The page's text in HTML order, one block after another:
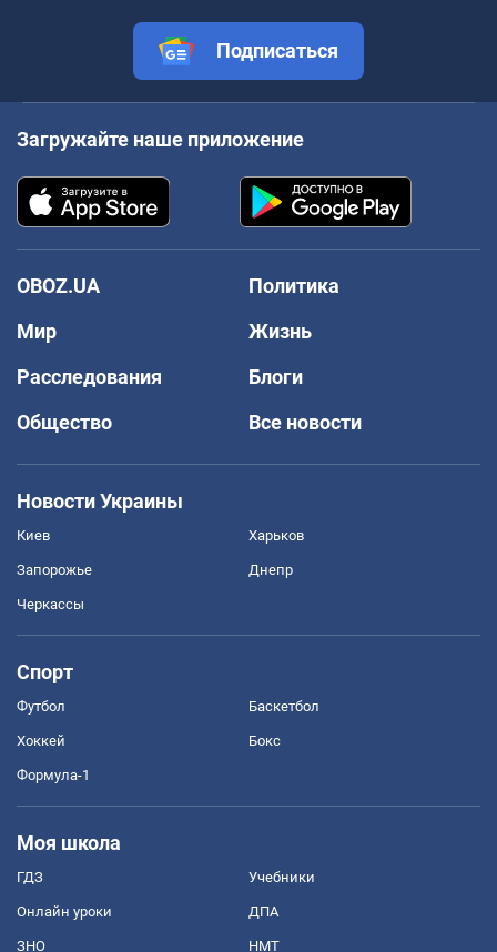
Подписаться
Загружайте наше приложение
OBOZ.UA
Политика
Мир
Жизнь
Расследования
Блоги
Общество
Все новости
Новости Украины
Киев Харьков
Запорожье Днепр
Черкассы
Спорт
Футбол Баскетбол
Хоккей Бокс
Формула-1
Моя школа
ГДЗ Учебники
Онлайн уроки ДПА
ЗНО НМТ